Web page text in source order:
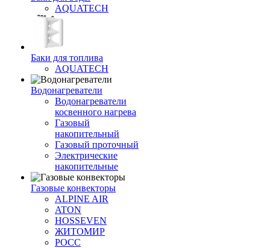
AQUATECH
Баки для топлива
AQUATECH
Водонагреватели
Водонагреватели
косвенного нагрева
Газовый
накопительный
Газовый проточный
Электрические
накопительные
Газовые конвекторы
ALPINE AIR
ATON
HOSSEVEN
ЖИТОМИР
РОСС